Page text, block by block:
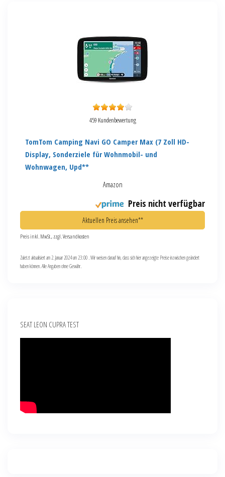
459 Kundenbewertung
TomTom Camping Navi GO Camper Max (7 Zoll HD-
Display, Sonderziele für Wohnmobil- und
Wohnwagen, Upd**
Amazon
Preis nicht verfügbar
Aktuellen Preis ansehen**
Preis inkl. MwSt., zzgl. Versandkosten
Zuletzt aktualisiert am 2. Januar 2024 um 23:00 . Wir weisen darauf hin, dass sich hier angezeigte Preise inzwischen geändert
haben können. Alle Angaben ohne Gewähr.
SEAT LEON CUPRA TEST